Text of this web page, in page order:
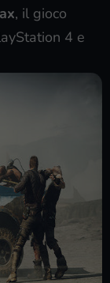
, il gioco
4 e